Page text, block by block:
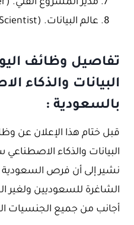
مدير المشروع الفني. (Technical Project Manager)
عالم البيانات. (Senior Data Scientist)
تفاصيل وظائف
البيانات والذكاء
بالسعودية :
قبل ختام هذا الإعلان عن
البيانات والذكاء الاصطناعي
نشير إلى أن فرص السعودية
الشاغرة للسعوديين ولغير
أجانب من جميع الجنسيات